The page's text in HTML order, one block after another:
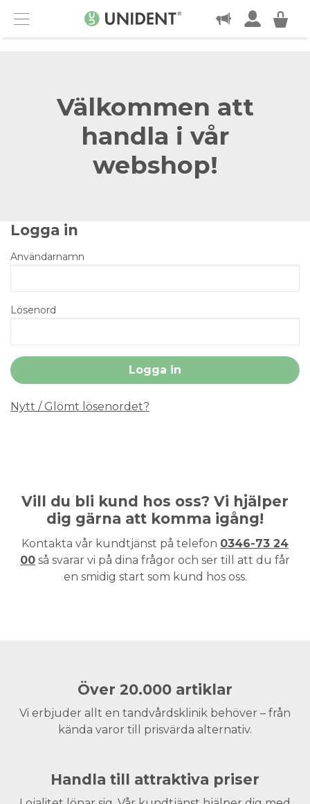
Menu
KONTAKT
Välkommen att
handla i vår
webshop!
Logga in
Användarnamn
Lösenord
Nytt / Glömt lösenordet?
Vill du bli kund hos oss? Vi hjälper
dig gärna att komma igång!
Kontakta vår kundtjänst på telefon 0346-73 24
00 så svarar vi på dina frågor och ser till att du får
en smidig start som kund hos oss.
Över 20.000 artiklar
Vi erbjuder allt en tandvårdsklinik behöver – från
kända varor till prisvärda alternativ.
Handla till attraktiva priser